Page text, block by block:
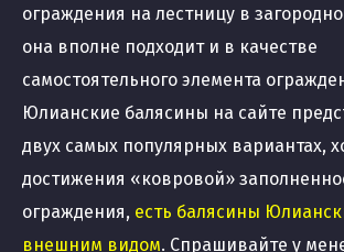
ограждения на лестницу в
она вполне подходит и в качестве
самостоятельного элемента
Юлианские балясины на сайте
двух самых популярных вариантах,
достижения «ковровой»
ограждения, есть балясины
внешним видом. Спрашивайте у